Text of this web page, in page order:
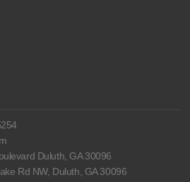
Duluth, GA 30096
Rd NW, Duluth, GA 30096